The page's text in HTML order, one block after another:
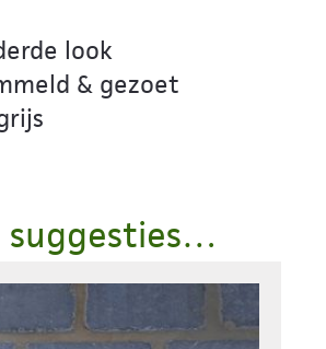
look
& gezoet
suggesties…